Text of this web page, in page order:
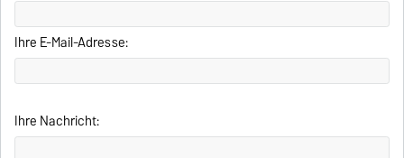
Ihre E-Mail-Adresse:
Ihre Nachricht: